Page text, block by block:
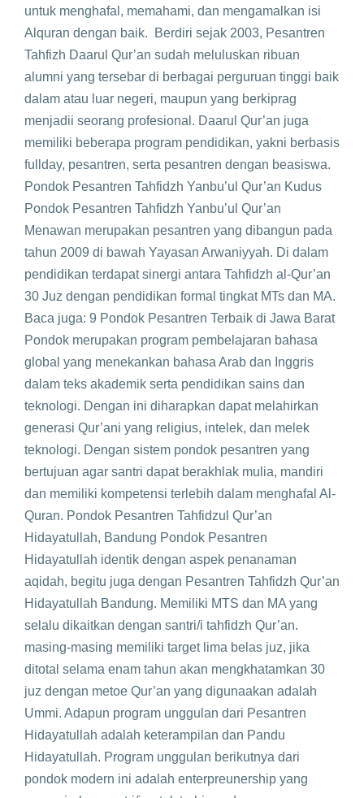
untuk menghafal, memahami, dan mengamalkan isi
Alquran dengan baik. Berdiri sejak 2003, Pesantren
Tahfizh Daarul Qur’an sudah meluluskan ribuan
alumni yang tersebar di berbagai perguruan tinggi baik
dalam atau luar negeri, maupun yang berkiprag
menjadii seorang profesional. Daarul Qur’an juga
memiliki beberapa program pendidikan, yakni berbasis
fullday, pesantren, serta pesantren dengan beasiswa.
Pondok Pesantren Tahfidzh Yanbu’ul Qur’an Kudus
Pondok Pesantren Tahfidzh Yanbu’ul Qur’an
Menawan merupakan pesantren yang dibangun pada
tahun 2009 di bawah Yayasan Arwaniyyah. Di dalam
pendidikan terdapat sinergi antara Tahfidzh al-Qur’an
30 Juz dengan pendidikan formal tingkat MTs dan MA.
Baca juga: 9 Pondok Pesantren Terbaik di Jawa Barat
Pondok merupakan program pembelajaran bahasa
global yang menekankan bahasa Arab dan Inggris
dalam teks akademik serta pendidikan sains dan
teknologi. Dengan ini diharapkan dapat melahirkan
generasi Qur’ani yang religius, intelek, dan melek
teknologi. Dengan sistem pondok pesantren yang
bertujuan agar santri dapat berakhlak mulia, mandiri
dan memiliki kompetensi terlebih dalam menghafal Al-
Quran. Pondok Pesantren Tahfidzul Qur’an
Hidayatullah, Bandung Pondok Pesantren
Hidayatullah identik dengan aspek penanaman
aqidah, begitu juga dengan Pesantren Tahfidzh Qur’an
Hidayatullah Bandung. Memiliki MTS dan MA yang
selalu dikaitkan dengan santri/i tahfidzh Qur’an.
masing-masing memiliki target lima belas juz, jika
ditotal selama enam tahun akan mengkhatamkan 30
juz dengan metoe Qur’an yang digunaakan adalah
Ummi. Adapun program unggulan dari Pesantren
Hidayatullah adalah keterampilan dan Pandu
Hidayatullah. Program unggulan berikutnya dari
pondok modern ini adalah enterpreunership yang